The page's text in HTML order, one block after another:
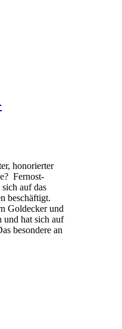
honorierter
Fernost-
auf das
beschäftigt.
Goldecker und
und hat sich auf
besondere an